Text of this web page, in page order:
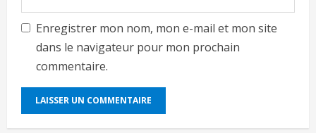
Enregistrer mon nom, mon e-mail et mon site
dans le navigateur pour mon prochain
commentaire.